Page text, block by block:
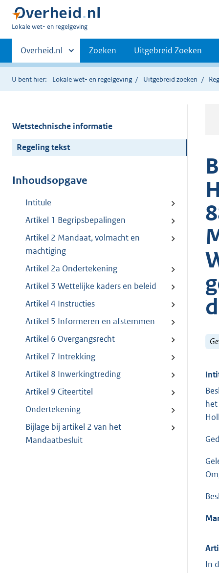
U
hier:
Lokale wet- en regelgeving
Primaire
navigatie
Andere
sites
binnen
Overheid.nl Zoeken Uitgebreid Zoeken
U bent hier: Lokale wet- en regelgeving Uitgebreid zoeken
Wetstechnische informatie
Regeling tekst
Inhoudsopgave
Intitule
Artikel 1 Begripsbepalingen
Artikel 2 Mandaat, volmacht en
machtiging
Artikel 2a Ondertekening
Artikel 3 Wettelijke kaders en beleid
Artikel 4 Instructies
Artikel 5 Informeren en afstemmen
Artikel 6 Overgangsrecht
Artikel 7 Intrekking
Artikel 8 Inwerkingtreding
Artikel 9 Citeertitel
Ondertekening
Bijlage bij artikel 2 van het
Mandaatbesluit
In